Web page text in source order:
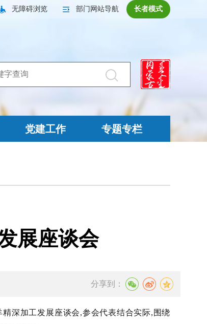
长者模式
部门网站导航
无障碍浏览
党建工作 专题专栏
展座谈会
分享到：
深加工发展座谈会,参会代表结合实际,围绕